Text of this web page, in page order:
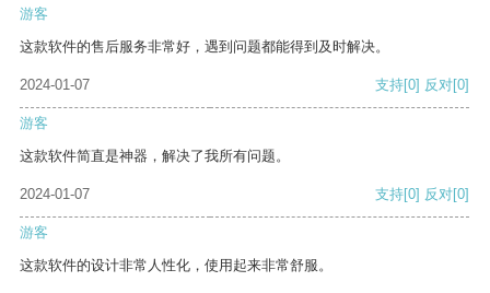
游客
这款软件的售后服务非常好，遇到问题都能得到及时解决。
2024-01-07 支持[0] 反对[0]
游客
这款软件简直是神器，解决了我所有问题。
2024-01-07 支持[0] 反对[0]
游客
这款软件的设计非常人性化，使用起来非常舒服。